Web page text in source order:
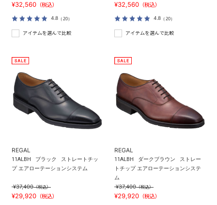
¥32,560 （税込）
4.8 （20）
アイテムを選んで比較
¥32,560 （税込）
4.8 （20）
アイテムを選んで比較
REGAL
11ALBH ブラック
ストレートチッ
プ エアローテーションシステム
¥37,400（税込）
¥29,920 （税込）
REGAL
11ALBH ダークブラウン
ストレー
トチップ エアローテーションシステ
ム
¥37,400（税込）
¥29,920 （税込）